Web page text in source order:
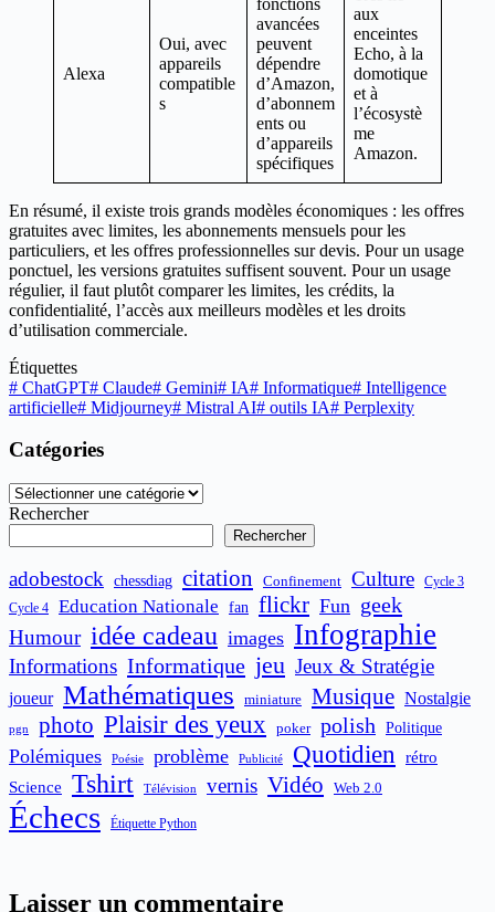
Alexa
Oui, avec
appareils
compatible
s
avancées
peuvent
dépendre
d’Amazon,
d’abonnem
ents ou
d’appareils
spécifiques
aux
enceintes
Echo, à la
domotique
et à
l’écosystè
me
Amazon.
En résumé, il existe trois grands modèles économiques : les offres
gratuites avec limites, les abonnements mensuels pour les
particuliers, et les offres professionnelles sur devis. Pour un usage
ponctuel, les versions gratuites suffisent souvent. Pour un usage
régulier, il faut plutôt comparer les limites, les crédits, la
confidentialité, l’accès aux meilleurs modèles et les droits
d’utilisation commerciale.
Étiquettes
# ChatGPT# Claude# Gemini# IA# Informatique# Intelligence
artificielle# Midjourney# Mistral AI# outils IA# Perplexity
Catégories
Catégories
Rechercher
Rechercher
adobestock chessdiag citation Confinement Culture
Cycle 3
Cycle 4
Education Nationale fan flickr Fun geek
Humour idée cadeau images Infographie
Informations Informatique jeu Jeux & Stratégie
joueur Mathématiques miniature Musique Nostalgie
pgn photo Plaisir des yeux poker polish Politique
Polémiques Poésie problème Publicité Quotidien
rétro
Science
Tshirt Télévision vernis Vidéo Web 2.0
Échecs Étiquette Python
Laisser un commentaire